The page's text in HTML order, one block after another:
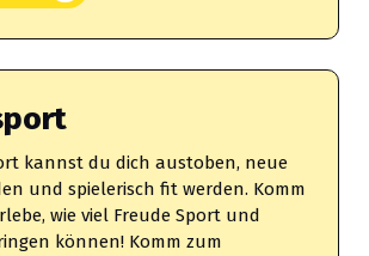
kannst du dich austoben, neue
und spielerisch fit werden. Komm
wie viel Freude Sport und
können! Komm zum